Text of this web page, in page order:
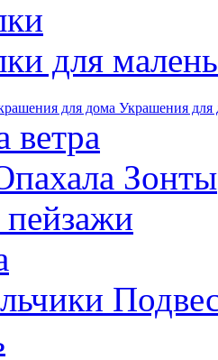
для
Украшения для
ветра
Зонты